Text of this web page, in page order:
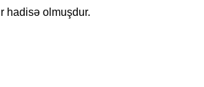
hadisə olmuşdur.